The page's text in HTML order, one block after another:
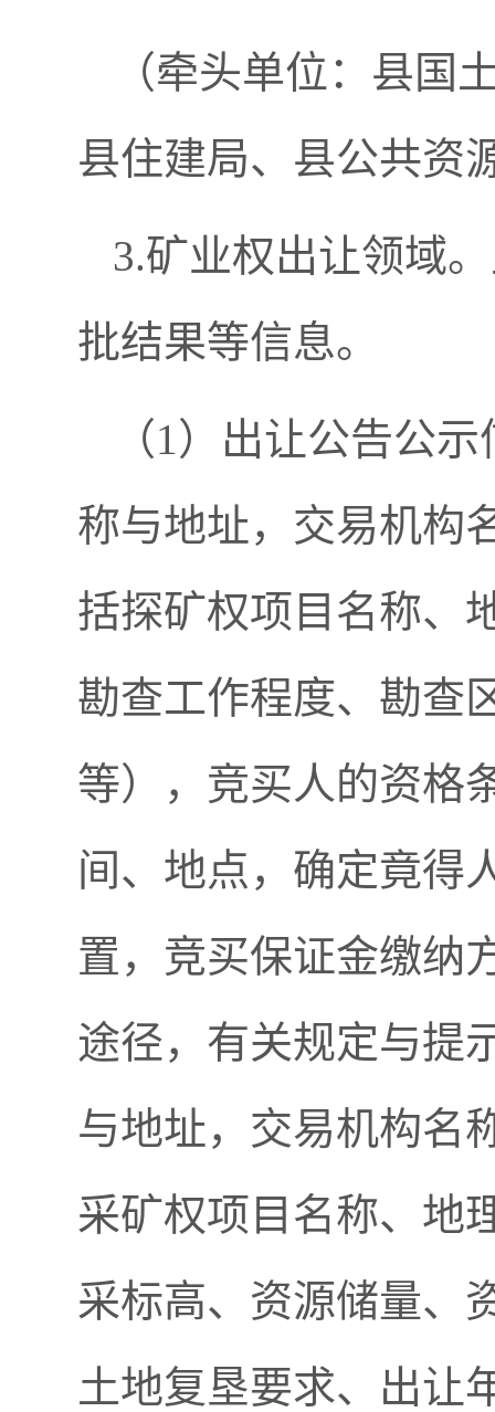
（牵头单位：县国
县住建局、县公共资
3.矿业权出让领域
批结果等信息。
（1）出让公告公
称与地址，交易机构
括探矿权项目名称、
勘查工作程度、勘查
等），竞买人的资格
间、地点，确定竟得
置，竞买保证金缴纳
途径，有关规定与提
与地址，交易机构名
采矿权项目名称、地
采标高、资源储量、
土地复垦要求、出让